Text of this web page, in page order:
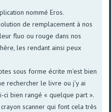
nommé Eros.
de remplacement à nos
fluo ou rouge dans nos
les rendant ainsi peux
sous forme écrite m'est bien
rechercher le livre ou j'y ai
ci bien rangé « quelque part ».
scanner qui font cela très